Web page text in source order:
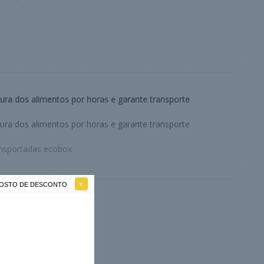
DE DESCONTO
dos alimentos por horas e garante transporte
dos alimentos por horas e garante transporte
ecobox